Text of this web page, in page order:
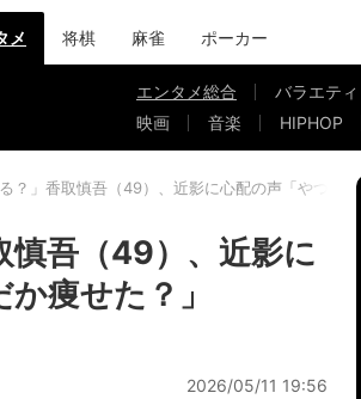
メ 将棋 麻雀 ポーカー
エンタメ総合 バラエティ
映画
音楽 HIPHOP
？」香取慎吾（49）、近影に心配の声「やつれ
慎吾（49）、近影に
痩せた？」
2026/05/11 19:56